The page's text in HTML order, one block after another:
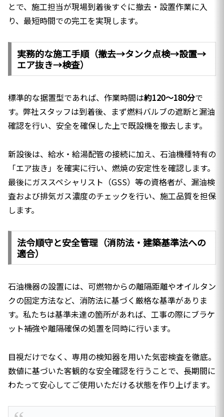
とで、施工担当が現場到着後すぐに撤去・設置作業に入
り、最短時間での完工を実現します。
実務的な施工手順（撤去→タンク点検→設置→
エア抜き→検査）
標準的な据置型であれば、作業時間は約120〜180分で
す。弊社スタッフは到着後、まず燃料バルブの遮断と漏油
確認を行い、安全を確保した上で既設機を撤去します。
新設後は、給水・給湯配管の接続に加え、石油機種特有の
「エア抜き」を確実に行い、燃焼の安定性を確認します。
最後にガススペシャリスト（GSS）等の資格者が、漏油検
査および排気ガス濃度のチェックを行い、施工品質を担保
します。
法令順守と安全管理（消防法・建築基準法への
適合）
石油機器の設置には、可燃物からの離隔距離やオイルタン
クの固定方法など、消防法に基づく厳格な基準がありま
す。私たちは基準未達の箇所があれば、工事の際にブラケ
ット補強や離隔確保の処置を同時に行います。
目視だけでなく、専用の検知器を用いた気密検査を徹底。
数値に基づいた客観的な安全確認を行うことで、長期間に
わたって安心してご使用いただける状態を作り上げます。